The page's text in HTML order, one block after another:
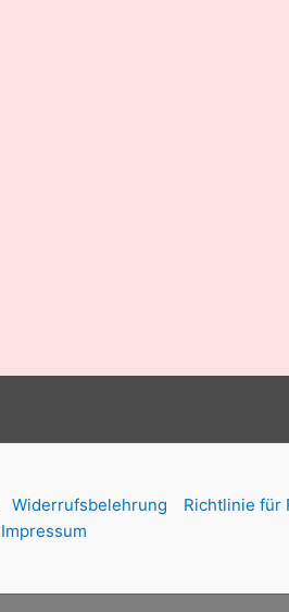
Widerrufsbelehrung
Richtlinie für